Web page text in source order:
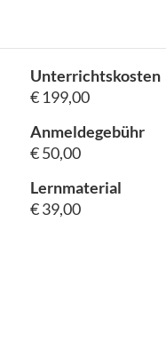
Unterrichtskosten
€ 199,00
Anmeldegebühr
€ 50,00
Lernmaterial
€ 39,00